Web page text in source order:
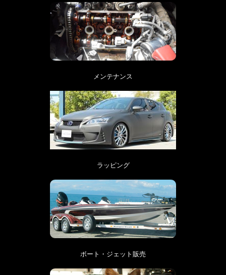
メンテナンス
ラッピング
ボート・ジェット販売